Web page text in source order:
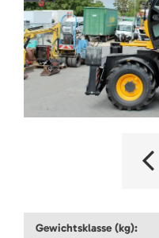
Gewichtsklasse (kg):